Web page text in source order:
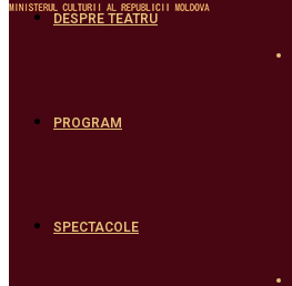
DESPRE TEATRU
PROGRAM
SPECTACOLE